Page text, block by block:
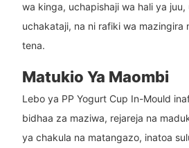
wa kinga, uchapishaji wa hali ya
uchakataji, na ni rafiki wa mazingira
tena.
Matukio Ya Maombi
Lebo ya PP Yogurt Cup In-Mould
bidhaa za maziwa, rejareja na
ya chakula na matangazo, inatoa